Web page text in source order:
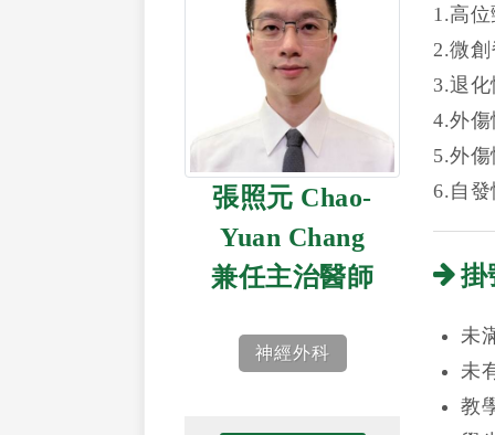
張照元 Chao-
Yuan Chang
兼任主治醫師
神經外科
1.高
2.微
3.退
4.外
5.外
6.自
掛
未
未
教